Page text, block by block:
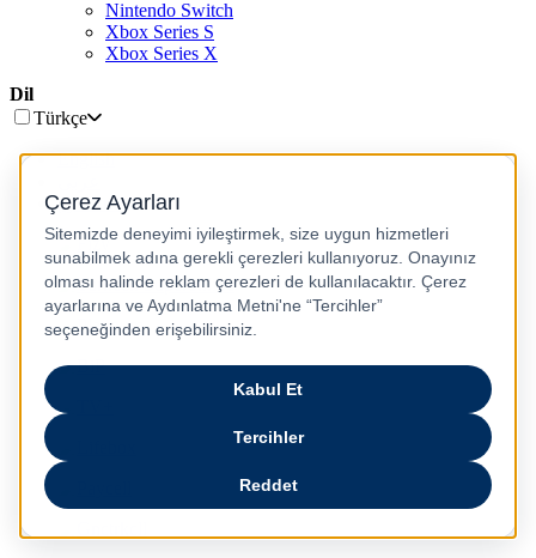
Nintendo Switch
Xbox Series S
Xbox Series X
Dil
Türkçe
English
русский